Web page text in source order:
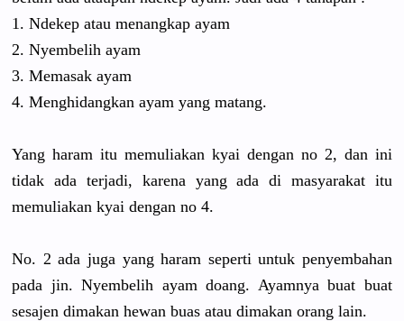
1. Ndekep atau menangkap ayam
2. Nyembelih ayam
3. Memasak ayam
4. Menghidangkan ayam yang matang.
Yang haram itu memuliakan kyai dengan no 2, dan ini
tidak ada terjadi, karena yang ada di masyarakat itu
memuliakan kyai dengan no 4.
No. 2 ada juga yang haram seperti untuk penyembahan
pada jin. Nyembelih ayam doang. Ayamnya buat buat
sesajen dimakan hewan buas atau dimakan orang lain.